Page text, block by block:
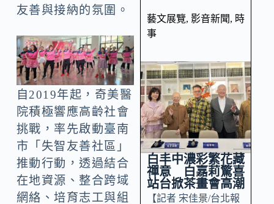
友善與接納的氛圍。
自2019年起，奇美醫
院積極響應高齡社會
挑戰，率先啟動臺南
市「失智友善社區」
推動行動，透過結合
在地資源、整合跨域
網絡、培育志工與組
藝文展覽, 影音新聞, 時
事
白丰中濃彩繁花藏
禪意 白嘉莉驚喜
站台掀茶畫會高潮
【記者 宋佳景/台北報